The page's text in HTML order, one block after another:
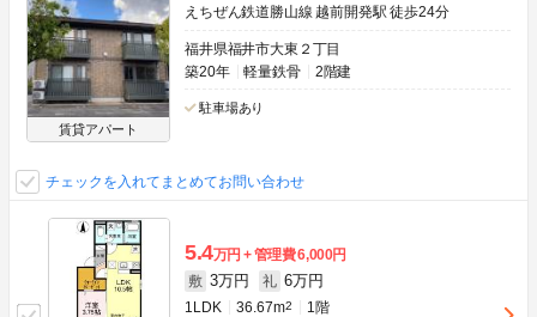
賃貸アパート
えちぜん鉄道勝山線 越前開発駅 徒歩24分
福井県福井市大東２丁目
築20年
軽量鉄骨 2階建
駐車場あり
チェックを入れてまとめてお問い合わせ
5.4万円 管理費6,000円
敷 3万円 礼 6万円
1LDK 36.67m2 1階